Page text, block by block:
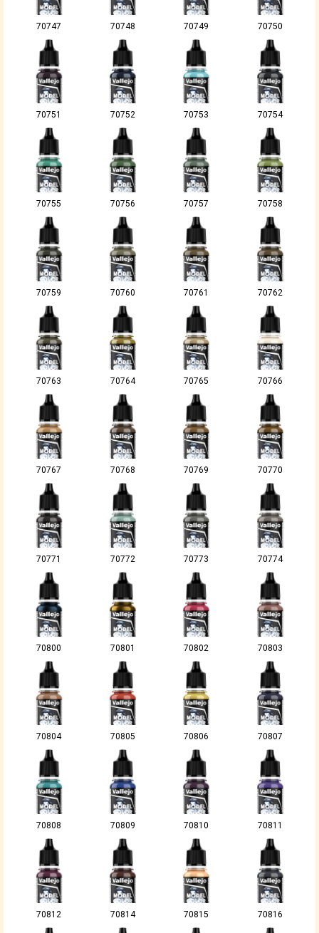
70747 70748 70749 70750
70751 70752 70753 70754
70755 70756 70757 70758
70759 70760 70761 70762
70763 70764 70765 70766
70767 70768 70769 70770
70771 70772 70773 70774
70800 70801 70802 70803
70804 70805 70806 70807
70808 70809 70810 70811
70812 70814 70815 70816